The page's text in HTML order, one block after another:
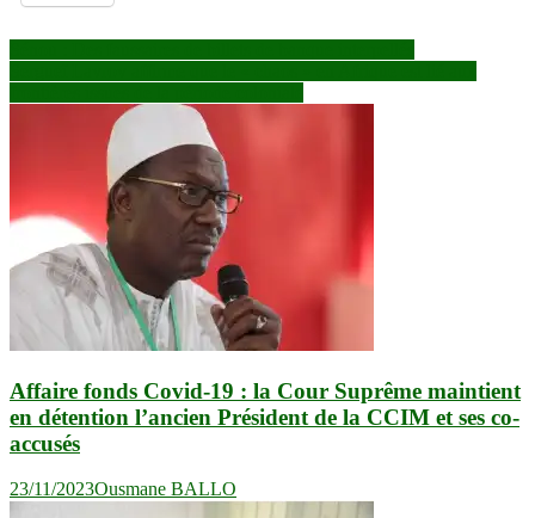
Navigation
de
Affaire fonds Covid-19 : la Cour Suprême maintient
en détention l’ancien Président de la CCIM et ses co-
accusés
23/11/2023Ousmane BALLO